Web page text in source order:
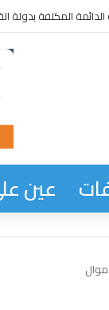
المكلفة بدولة
عين